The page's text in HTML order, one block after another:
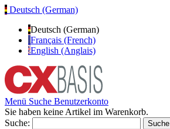
Deutsch (German)
Deutsch (German)
Français (French)
English (Anglais)
Menü Suche Benutzerkonto
Sie haben keine Artikel im Warenkorb.
Suche:
Suche